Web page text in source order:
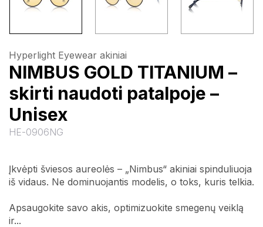
Hyperlight Eyewear akiniai
NIMBUS GOLD TITANIUM –
skirti naudoti patalpoje –
Unisex
HE-0906NG
Įkvėpti šviesos aureolės – „Nimbus“ akiniai spinduliuoja
iš vidaus. Ne dominuojantis modelis, o toks, kuris telkia.
Apsaugokite savo akis, optimizuokite smegenų veiklą
ir...